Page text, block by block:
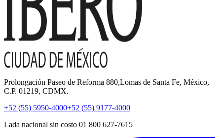
Prolongación Paseo de Reforma 880,Lomas de Santa Fe, México,
C.P. 01219, CDMX.
+52 (55) 5950-4000+52 (55) 9177-4000
Lada nacional sin costo 01 800 627-7615